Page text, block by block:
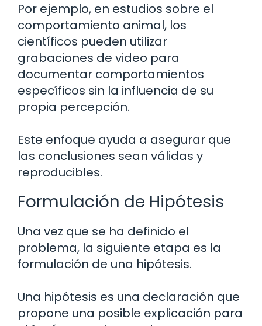
Por ejemplo, en estudios sobre el
comportamiento animal, los
científicos pueden utilizar
grabaciones de video para
documentar comportamientos
específicos sin la influencia de su
propia percepción.
Este enfoque ayuda a asegurar que
las conclusiones sean válidas y
reproducibles.
Formulación de Hipótesis
Una vez que se ha definido el
problema, la siguiente etapa es la
formulación de una hipótesis.
Una hipótesis es una declaración que
propone una posible explicación para